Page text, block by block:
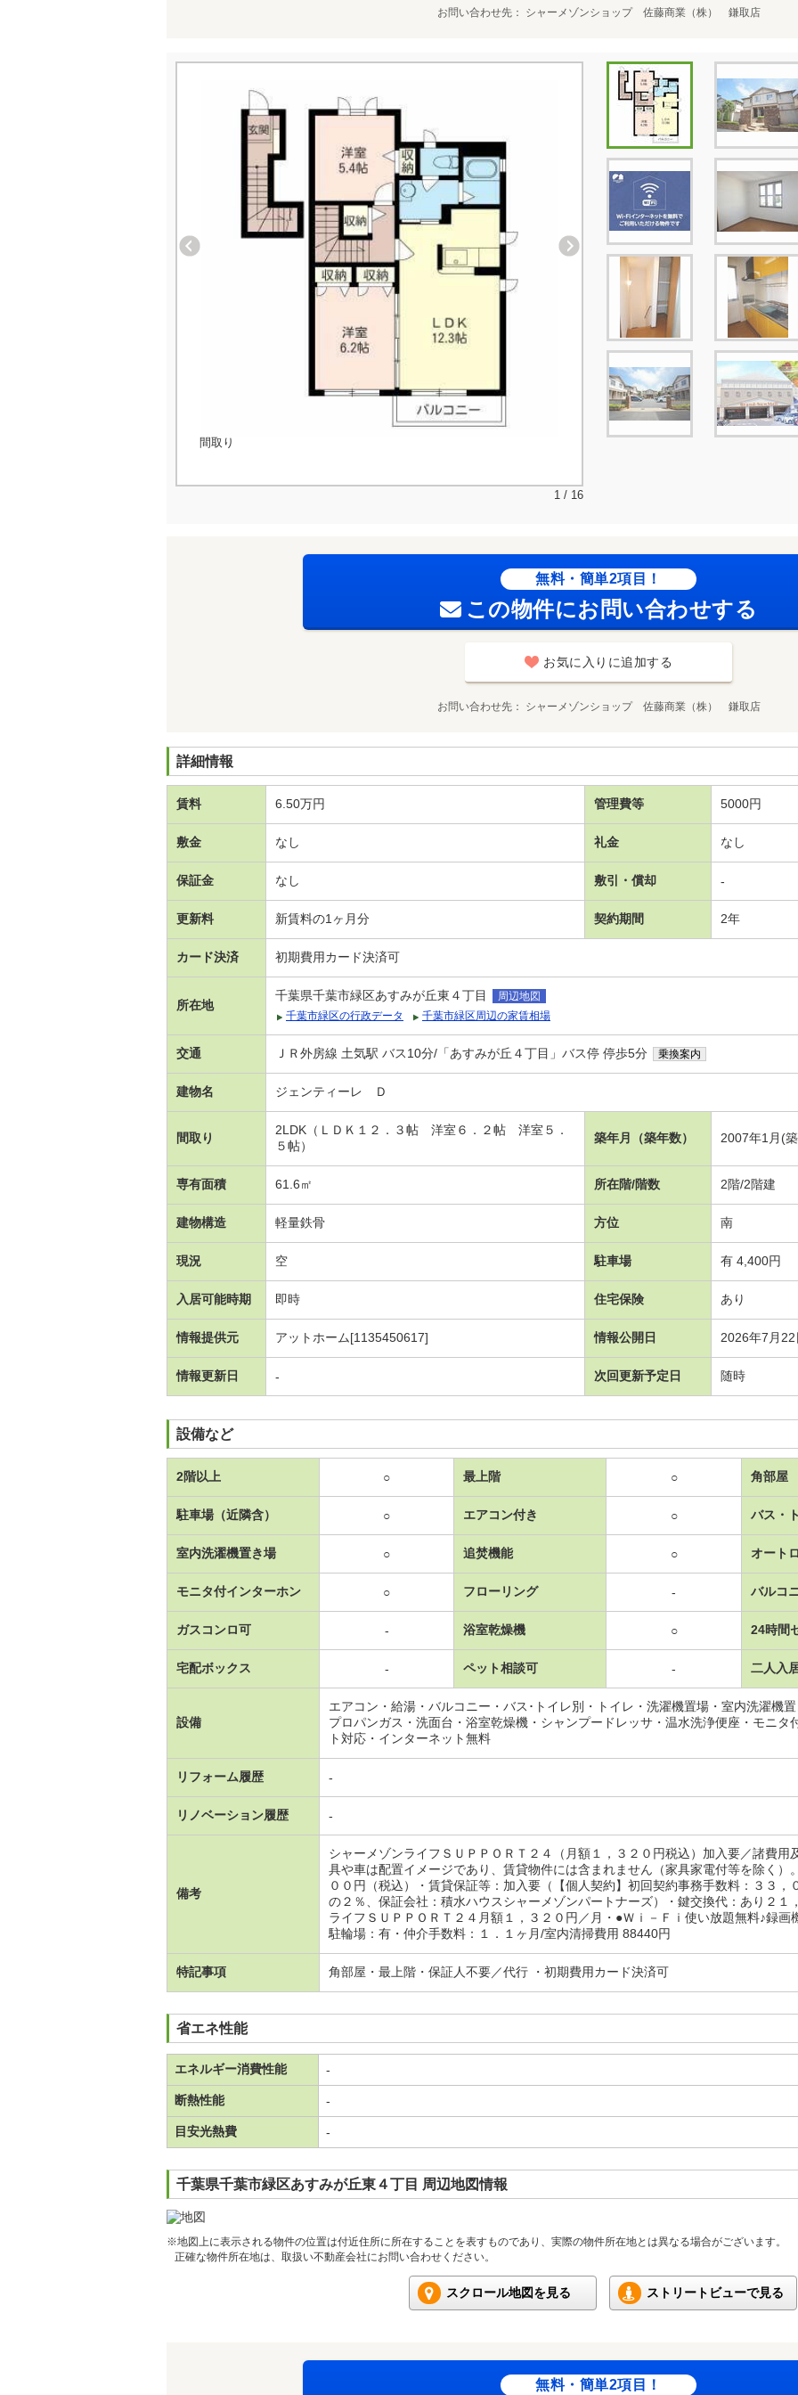
お問い合わせ先 シャーメゾンショップ 佐藤商業（株） 鎌取店
間取り
1 / 16
無料・簡単2項目！
この物件にお問い合わせする
お気に入りに追加する
お問い合わせ先 シャーメゾンショップ 佐藤商業（株） 鎌取店
詳細情報
賃料 6.50万円 管理費等 5000円
敷金 なし 礼金 なし
保証金 なし 敷引・償却 -
更新料 新賃料の1ヶ月分 契約期間 2年
カード決済 初期費用カード決済可
所在地
千葉県千葉市緑区あすみが丘東４丁目
周辺地図
千葉市緑区の行政データ
千葉市緑区周辺の家賃相場
交通 ＪＲ外房線 土気駅 バス10分/「あすみが丘４丁目」バス停 停歩5分 乗換案内
建物名 ジェンティーレ Ｄ
間取り
2LDK（ＬＤＫ１２．３帖 洋室６．２帖 洋室５．
５帖）
築年月（築年数） 2007年1月(
専有面積 61.6㎡ 所在階/階数 2階/2階建
建物構造 軽量鉄骨 方位 南
現況 空 駐車場 有 4,400円
入居可能時期 即時 住宅保険 あり
情報提供元 アットホーム[1135450617] 情報公開日 2026年7月22
情報更新日 - 次回更新予定日 随時
設備など
2階以上 ○ 最上階 ○ 角部屋
駐車場（近隣含） ○ エアコン付き ○ バス・
室内洗濯機置き場 ○ 追焚機能 ○ オート
モニタ付インターホン ○ フローリング - バルコ
ガスコンロ可 - 浴室乾燥機 ○ 24時間
宅配ボックス - ペット相談可 - 二人入
設備
エアコン・給湯・バルコニー・バス･トイレ別・トイレ・洗濯機置場・室内洗濯機
プロパンガス・洗面台・浴室乾燥機・シャンプードレッサ・温水洗浄便座・モニタ
ト対応・インターネット無料
リフォーム履歴 -
リノベーション履歴 -
備考
シャーメゾンライフＳＵＰＰＯＲＴ２４（月額１，３２０円税込）加入要／諸費
具や車は配置イメージであり、賃貸物件には含まれません（家具家電付等を除く）
００円（税込）・賃貸保証等：加入要（【個人契約】初回契約事務手数料：３３
の２％、保証会社：積水ハウスシャーメゾンパートナーズ）・鍵交換代：あり２１
ライフＳＵＰＰＯＲＴ２４月額１，３２０円／月・●Ｗｉ－Ｆｉ使い放題無料♪録画
駐輪場：有・仲介手数料：１．１ヶ月/室内清掃費用 88440円
特記事項 角部屋・最上階・保証人不要／代行 ・初期費用カード決済可
省エネ性能
エネルギー消費性能 -
断熱性能 -
目安光熱費 -
千葉県千葉市緑区あすみが丘東４丁目 周辺地図情報
※地図上に表示される物件の位置は付近住所に所在することを表すものであり、実際の物件所在地とは異なる場合がございます。
正確な物件所在地は、取扱い不動産会社にお問い合わせください。
スクロール地図を見る ストリートビューで見る
無料・簡単2項目！